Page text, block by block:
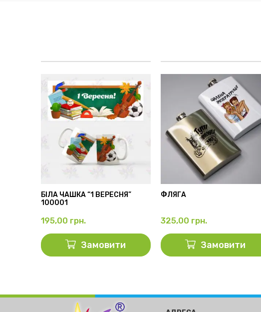
БІЛА ЧАШКА “1 ВЕРЕСНЯ”
100001
195,00 грн.
Замовити
ФЛЯГА
325,00 грн.
Замовити